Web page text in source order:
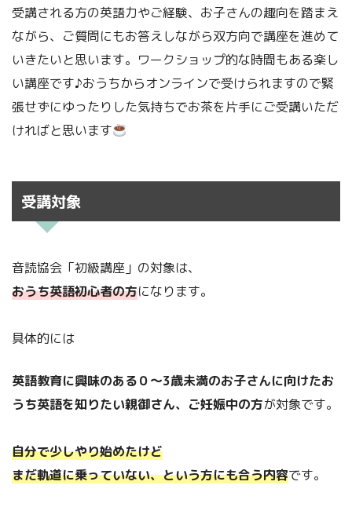
受講される方の英語力やご経験、お子さんの趣向を踏まえ
ながら、ご質問にもお答えしながら双方向で講座を進めて
いきたいと思います。ワークショップ的な時間もある楽し
い講座です♪おうちからオンラインで受けられますので緊
張せずにゆったりした気持ちでお茶を片手にご受講いただ
ければと思います
受講対象
音読協会「初級講座」の対象は、
おうち英語初心者の方になります。
具体的には
英語教育に興味のある０～3歳未満のお子さんに向けたお
うち英語を知りたい親御さん、ご妊娠中の方が対象です。
自分で少しやり始めたけど
まだ軌道に乗っていない、という方にも合う内容です。